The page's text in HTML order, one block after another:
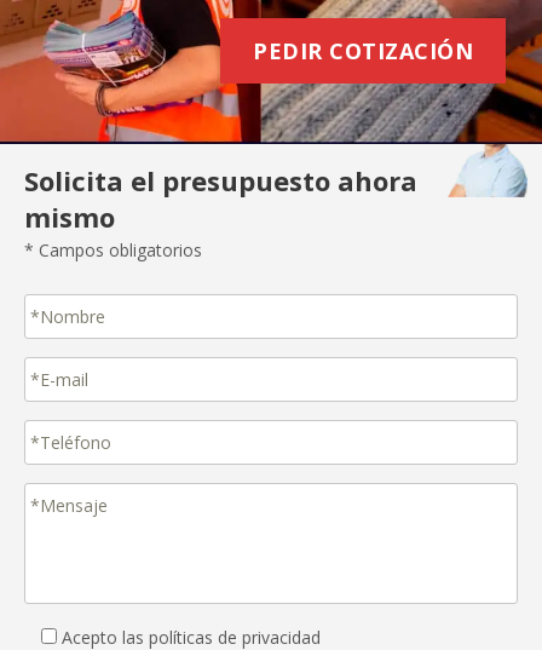
PEDIR COTIZACIÓN
Solicita el presupuesto ahora
mismo
* Campos obligatorios
Acepto las políticas de privacidad